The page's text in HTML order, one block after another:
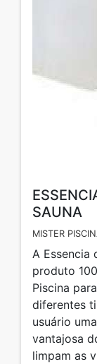
SAUNA
MISTER
A Essencia
produto
Piscina
diferentes
usuário
vantajosa
limpam as